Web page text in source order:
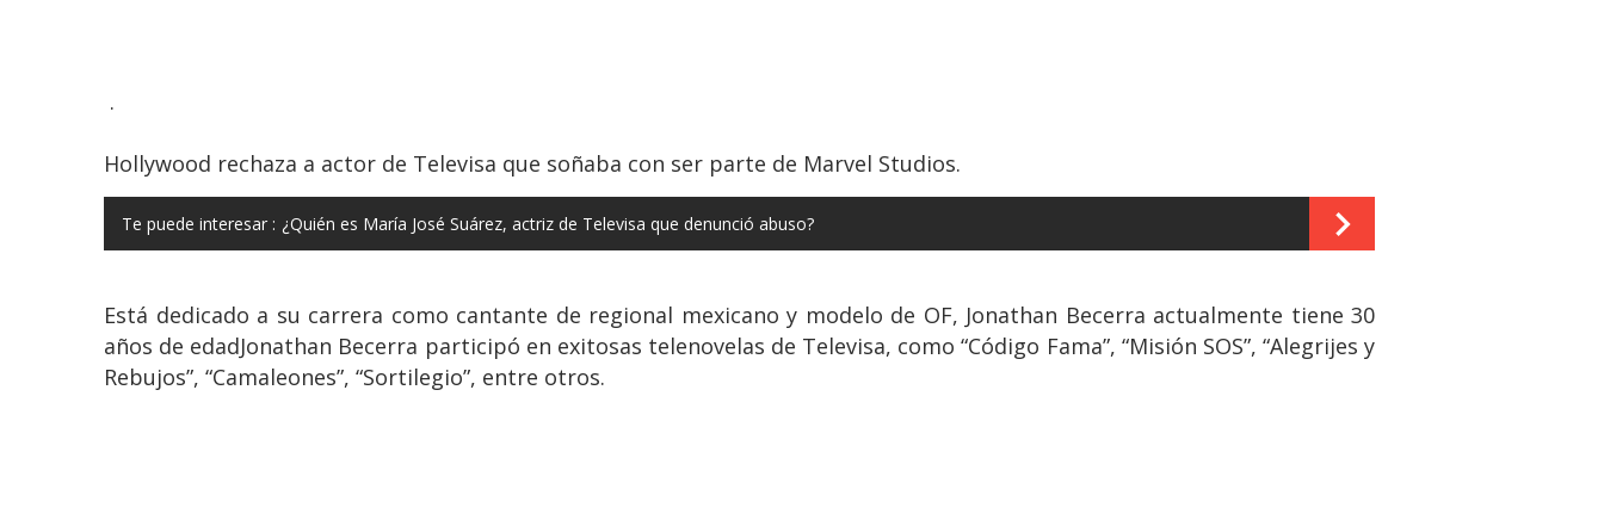
.
Hollywood rechaza a actor de Televisa que soñaba con ser parte de Marvel Studios.
Te puede interesar : ¿Quién es María José Suárez, actriz de Televisa que denunció abuso?
Está dedicado a su carrera como cantante de regional mexicano y modelo de OF, Jonathan Becerra actualmente tiene 30
años de edadJonathan Becerra participó en exitosas telenovelas de Televisa, como “Código Fama”, “Misión SOS”, “Alegrijes y
Rebujos”, “Camaleones”, “Sortilegio”, entre otros.